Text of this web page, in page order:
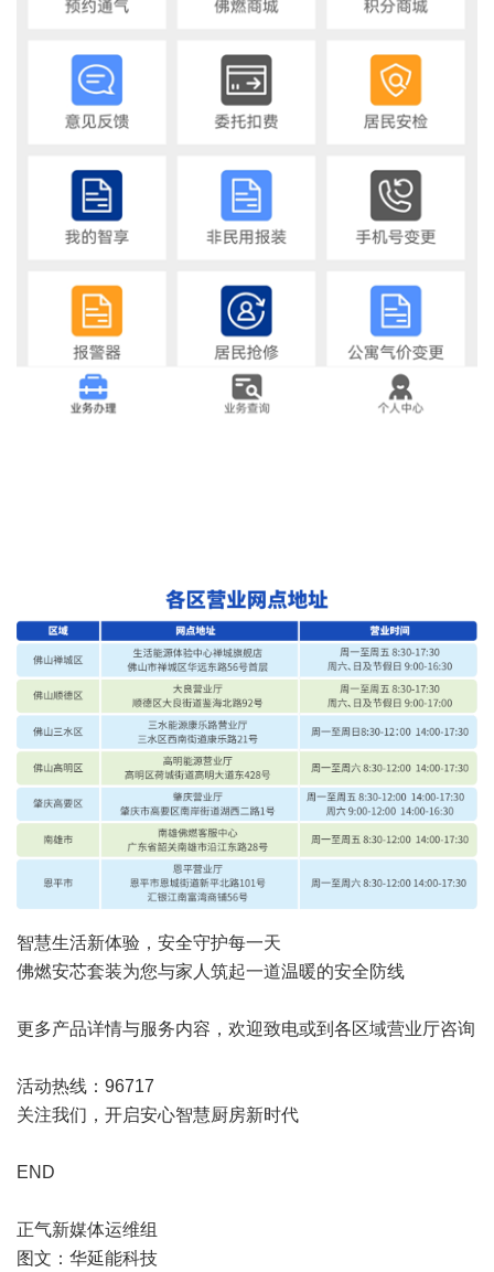
智慧生活新体验，安全守护每一天
佛燃安芯套装为您与家人筑起一道温暖的安全防线
更多产品详情与服务内容，欢迎致电或到各区域营业厅咨询
活动热线：96717
关注我们，开启安心智慧厨房新时代
END
正气新媒体运维组
图文：华延能科技